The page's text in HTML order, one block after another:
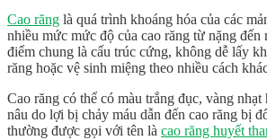
Cao răng là quá trình khoáng hóa của các
nhiều mức mức độ của cao răng từ nặng đến
điểm chung là cấu trúc cứng, không dễ lấy
răng hoặc vệ sinh miệng theo nhiều cách
Cao răng có thể có màu trắng đục, vàng nhạt
nâu do lợi bị chảy máu dẫn đến cao răng bị
thường được gọi với tên là cao răng huyết